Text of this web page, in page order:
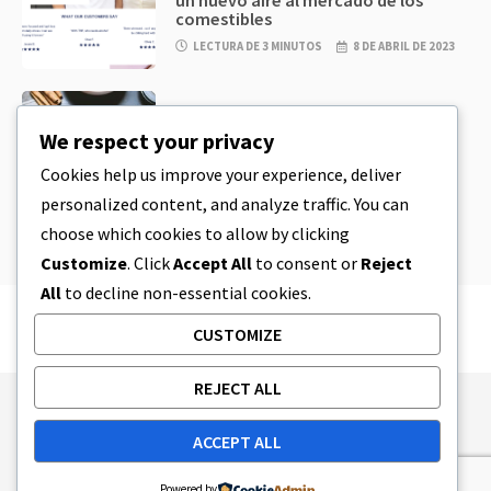
comestibles
LECTURA DE 3 MINUTOS 8 DE ABRIL DE 2023
Masa de galletas de CBD y
comestibles de CBD increíblemente
sencillos que puedes preparar en
casa
LECTURA DE 4 MINUTOS
Publishing Principles
Ethics Policy
Corrections Policy
Feedback Policy
We respect your privacy
Cookies help us improve your experience, deliver
personalized content, and analyze traffic. You can
choose which cookies to allow by clicking
Customize. ClickAccept All to consent or Reject
All to decline non-essential cookies.
CUSTOMIZE
REJECT ALL
ACCEPT ALL